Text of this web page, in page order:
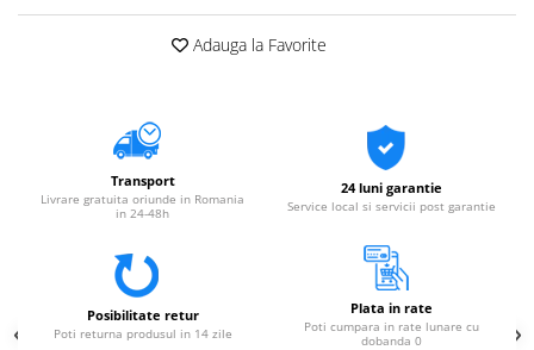
Adauga la Favorite
Transport
Livrare gratuita oriunde in Romania
in 24-48h
24 luni garantie
Service local si servicii post garantie
Posibilitate retur
Poti returna produsul in 14 zile
Plata in rate
Poti cumpara in rate lunare cu
dobanda 0